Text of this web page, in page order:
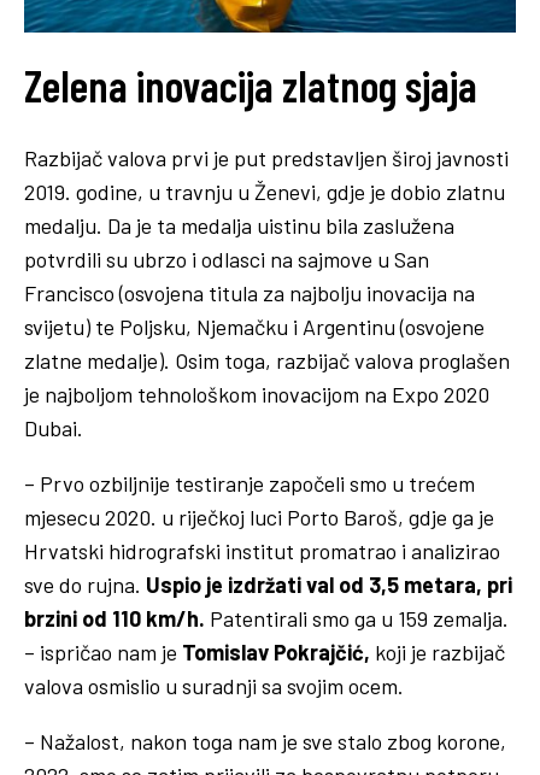
Zelena inovacija zlatnog sjaja
Razbijač valova prvi je put predstavljen široj javnosti
2019. godine, u travnju u Ženevi, gdje je dobio zlatnu
medalju. Da je ta medalja uistinu bila zaslužena
potvrdili su ubrzo i odlasci na sajmove u San
Francisco (osvojena titula za najbolju inovacija na
svijetu) te Poljsku, Njemačku i Argentinu (osvojene
zlatne medalje). Osim toga, razbijač valova proglašen
je najboljom tehnološkom inovacijom na Expo 2020
Dubai.
– Prvo ozbiljnije testiranje započeli smo u trećem
mjesecu 2020. u riječkoj luci Porto Baroš, gdje ga je
Hrvatski hidrografski institut promatrao i analizirao
sve do rujna. Uspio je izdržati val od 3,5 metara, pri
brzini od 110 km/h. Patentirali smo ga u 159 zemalja.
– ispričao nam je Tomislav Pokrajčić, koji je razbijač
valova osmislio u suradnji sa svojim ocem.
– Nažalost, nakon toga nam je sve stalo zbog korone,